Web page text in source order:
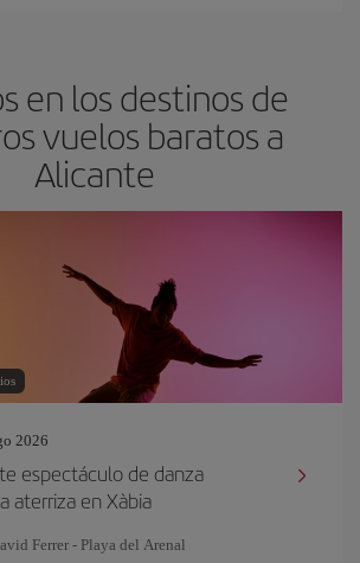
en los destinos de
vuelos baratos a
Alicante
2026
espectáculo de danza
aterriza en Xàbia
Ferrer - Playa del Arenal